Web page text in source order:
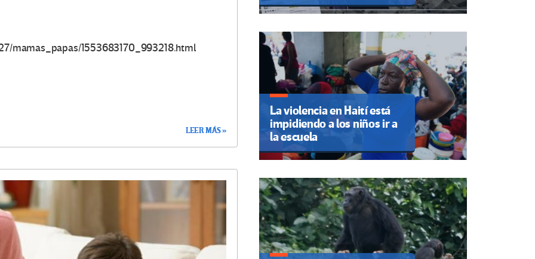
mamas_papas/1553683170_993218.html
LEER MÁS »
La violencia en Haití está
impidiendo a los niños ir a
la escuela